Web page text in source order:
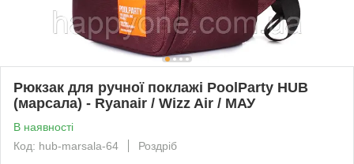
Рюкзак для ручної поклажі PoolParty HUB
(марсала) - Ryanair / Wizz Air / МАУ
В наявності
Код: hub-marsala-64
Роздріб